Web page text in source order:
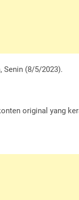
Senin (8/5/2023).
original yang